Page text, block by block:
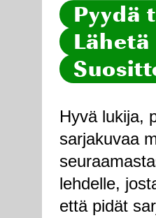
Pyydä
Hyvä lukija,
sarjakuvaa
lehdelle,
että pidät